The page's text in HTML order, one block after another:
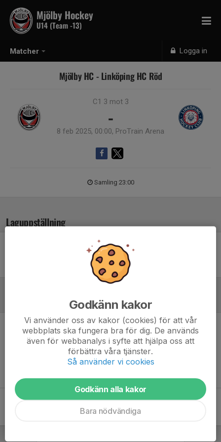
Matcher Logga in
Mjölby Hockey
U14 (Team -13)
Mjölby HC - Linköping HC Röd
C1 3 mot 3
-
8 feb 2025, 00:00, ProTrain Arena
Samling 23:00
Laguppställning
Ingen uppställning ifylld
Inget referat skrivet
Godkänn kakor
Vi använder oss av kakor (cookies) för att vår
webbplats ska fungera bra för dig. De används
även för webbanalys i syfte att hjälpa oss att
förbättra våra tjänster.
Så använder vi cookies
Godkänn alla kakor
Bara nödvändiga